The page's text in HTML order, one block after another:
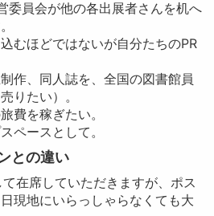
委員会が他の各出展者さんを机へ
むほどではないが自分たちのPR
作、同人誌を、全国の図書館員
りたい）。
費を稼ぎたい。
ペースとして。
との違い
在席していただきますが、ポス
現地にいらっしゃらなくても大